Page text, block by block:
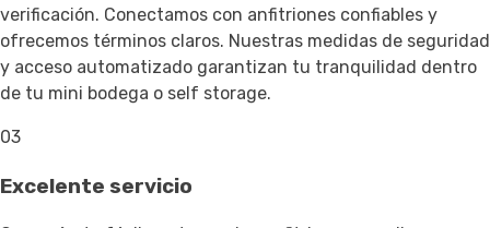
verificación. Conectamos con anfitriones confiables y
ofrecemos términos claros. Nuestras medidas de seguridad
y acceso automatizado garantizan tu tranquilidad dentro
de tu mini bodega o self storage.
03
Excelente servicio